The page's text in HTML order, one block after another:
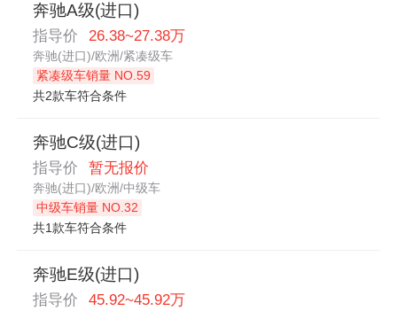
奔驰A级(进口)
指导价 26.38~27.38万
奔驰(进口)/欧洲/紧凑级车
紧凑级车销量 NO.59
共2款车符合条件
奔驰C级(进口)
指导价 暂无报价
奔驰(进口)/欧洲/中级车
中级车销量 NO.32
共1款车符合条件
奔驰E级(进口)
指导价 45.92~45.92万